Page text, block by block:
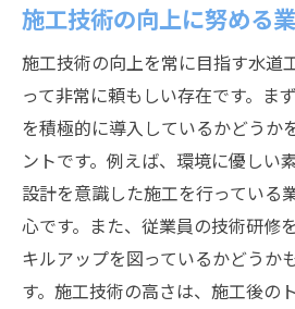
施工技術の向上に努める
施工技術の向上を常に目指す水道
って非常に頼もしい存在です。ま
を積極的に導入しているかどうか
ントです。例えば、環境に優しい
設計を意識した施工を行っている
心です。また、従業員の技術研修
キルアップを図っているかどうか
す。施工技術の高さは、施工後の